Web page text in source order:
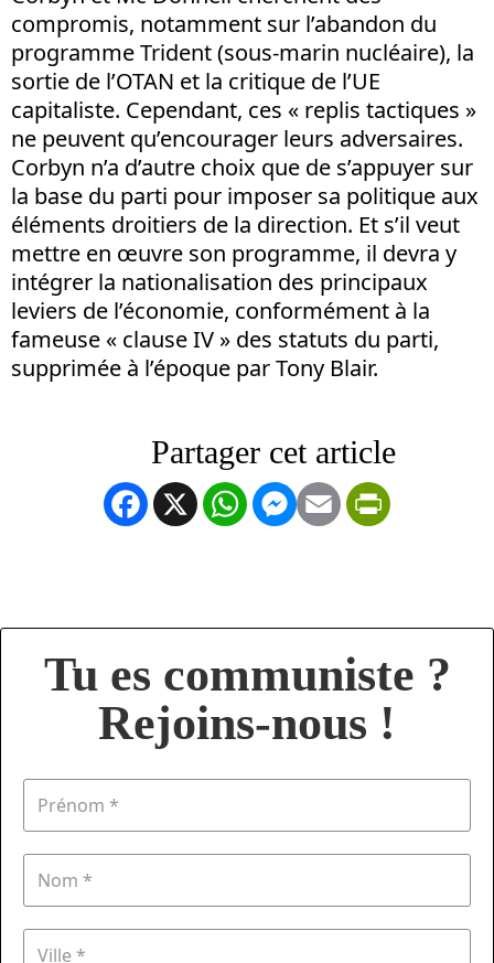
compromis, notamment sur l’abandon du
programme Trident (sous-marin nucléaire), la
sortie de l’OTAN et la critique de l’UE
capitaliste. Cependant, ces « replis tactiques »
ne peuvent qu’encourager leurs adversaires.
Corbyn n’a d’autre choix que de s’appuyer sur
la base du parti pour imposer sa politique aux
éléments droitiers de la direction. Et s’il veut
mettre en œuvre son programme, il devra y
intégrer la nationalisation des principaux
leviers de l’économie, conformément à la
fameuse « clause IV » des statuts du parti,
supprimée à l’époque par Tony Blair.
Facebook
X WhatsApp
Messenger
Email
Tu es communiste ?
Rejoins-nous !